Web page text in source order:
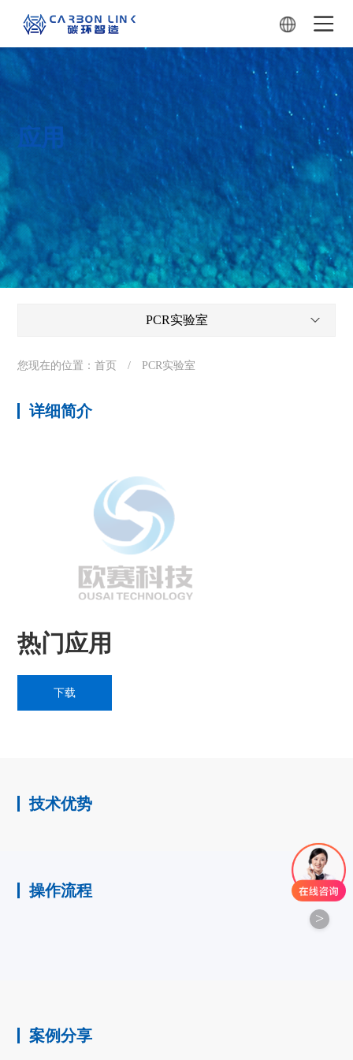
应用
PCR实验室
您现在的位置：首页 /PCR实验室
详细简介
热门应用
下载
技术优势
操作流程
>
案例分享